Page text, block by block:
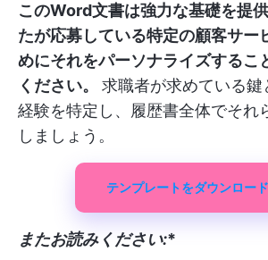
このWord文書は強力な基礎を提
たが応募している特定の顧客サー
めにそれをパーソナライズするこ
ください。 求職者が求めている鍵
経験を特定し、履歴書全体でそれ
しましょう。
テンプレートをダウンロー
またお読みください:*